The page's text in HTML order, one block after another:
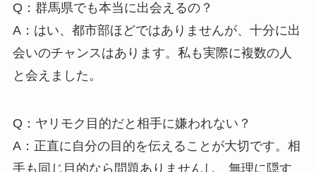
Q：群馬県でも本当に出会えるの？
A：はい、都市部ほどではありませんが、十分に出
会いのチャンスはあります。私も実際に複数の人
と会えました。
Q：ヤリモク目的だと相手に嫌われない？
A：正直に自分の目的を伝えることが大切です。相
手も同じ目的なら問題ありませんし、無理に隠す